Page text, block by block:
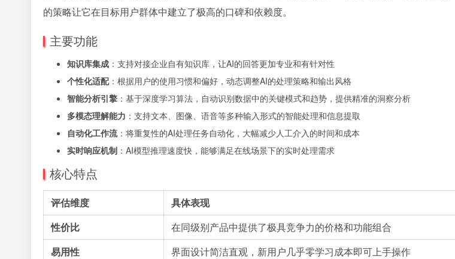
的策略让它在目标用户群体中建立了极高的口碑和依赖度。
主要功能
知识库集成 ：支持对接企业自有知识库，让AI的回答更加专业和有针对性
个性化适配：根据用户的使用习惯和偏好，动态调整AI的处理策略和输出风格
智能分析引擎 ：基于深度学习算法，自动识别数据中的关键模式和趋势，提供精准的洞察分析
多模态理解能力 ：支持文本、图像、语音等多种输入形式的智能处理和信息提取
自动化工作流：将重复性的AI处理任务自动化，大幅减少人工介入的时间和成本
实时响应机制 ：AI模型推理速度快，能够满足在线场景下的实时处理需求
核心特点
评估维度
具体表现
性价比
在同级别产品中提供了极具竞争力的价格和功能组合
易用性
界面设计简洁直观，新用户几乎零学习成本即可上手操作